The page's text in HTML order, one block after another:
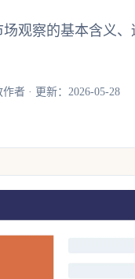
观察的基本含义
者 · 更新：2026-05-28